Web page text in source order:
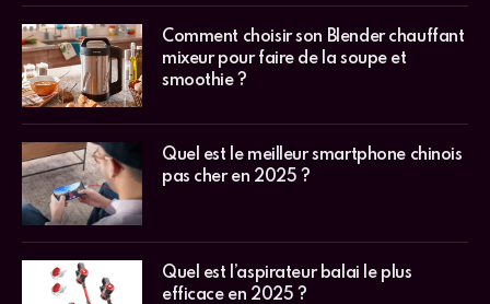
Comment choisir son Blender chauffant
mixeur pour faire de la soupe et
smoothie ?
Quel est le meilleur smartphone chinois
pas cher en 2025 ?
Quel est l’aspirateur balai le plus
efficace en 2025 ?